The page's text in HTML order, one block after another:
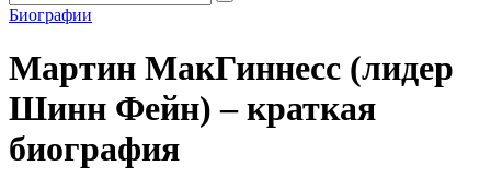
Биографии
Мартин МакГиннесс (лидер
Шинн Фейн) – краткая
биография